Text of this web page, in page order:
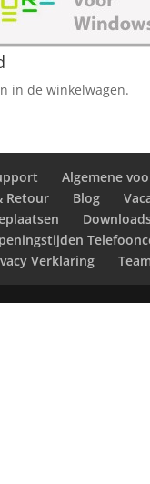
in de winkelwagen.
Algemene
Retour
Blog
Verklaring